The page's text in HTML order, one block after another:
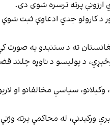
ارزونې پرته ترسره شوی دی.
د کارولو جدي ادعاوې ثبت
ته د ستنېدو په
وڅېړي، د پولیسو د ناوړه
سیاسي مخالفانو او
ورکېدنې، له محاکمې